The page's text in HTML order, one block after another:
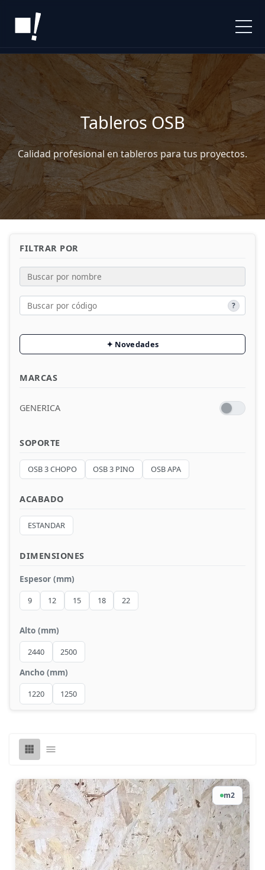
PRODUCTOS
Suelos
Perfiles
Rodapies
Base Aislante
Tableros
Aglomerados
MDF
Trasera
Melaminas
Melaminas P.SENSE
Compacmel
Fabric
Laminados HPL
OSB
Alistonados
Compactos
Cantos
Revestimientos
Encimeras
Cabiron
SERVICIOS
ÁREA DE CLIENTES
NOSOTROS
NOTICIAS
Tableros OSB
Calidad profesional en tableros para tus proyectos.
FILTRAR POR
?
✦ Novedades
MARCAS
GENERICA
SOPORTE
OSB 3 CHOPO OSB 3 PINO OSB APA
ACABADO
ESTANDAR
DIMENSIONES
Espesor (mm)
9 12 15 18 22
Alto (mm)
2440 2500
Ancho (mm)
1220 1250
m2